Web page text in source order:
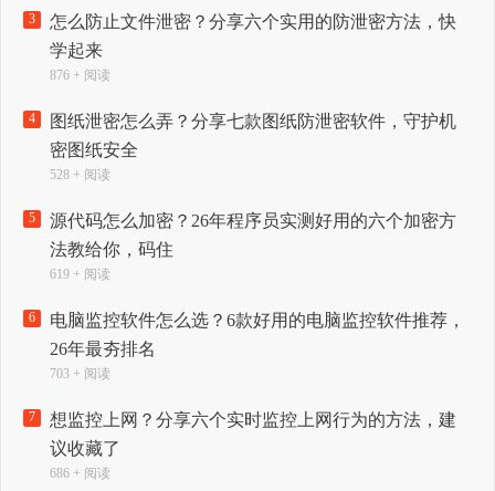
3
怎么防止文件泄密？分享六个实用的防泄密方法，快
学起来
876 + 阅读
4
图纸泄密怎么弄？分享七款图纸防泄密软件，守护机
密图纸安全
528 + 阅读
5
源代码怎么加密？26年程序员实测好用的六个加密方
法教给你，码住
619 + 阅读
6
电脑监控软件怎么选？6款好用的电脑监控软件推荐，
26年最夯排名
703 + 阅读
7
想监控上网？分享六个实时监控上网行为的方法，建
议收藏了
686 + 阅读